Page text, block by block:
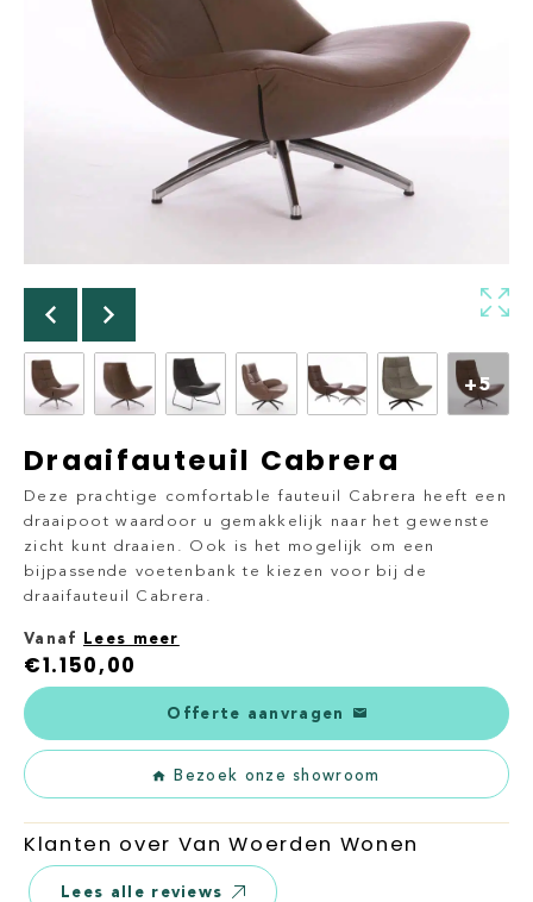
+5
Draaifauteuil Cabrera
Deze prachtige comfortable fauteuil Cabrera heeft een
draaipoot waardoor u gemakkelijk naar het gewenste
zicht kunt draaien. Ook is het mogelijk om een
bijpassende voetenbank te kiezen voor bij de
draaifauteuil Cabrera.
Vanaf Lees meer
€1.150,00
Offerte aanvragen
Bezoek onze showroom
Klanten over Van Woerden Wonen
Lees alle reviews